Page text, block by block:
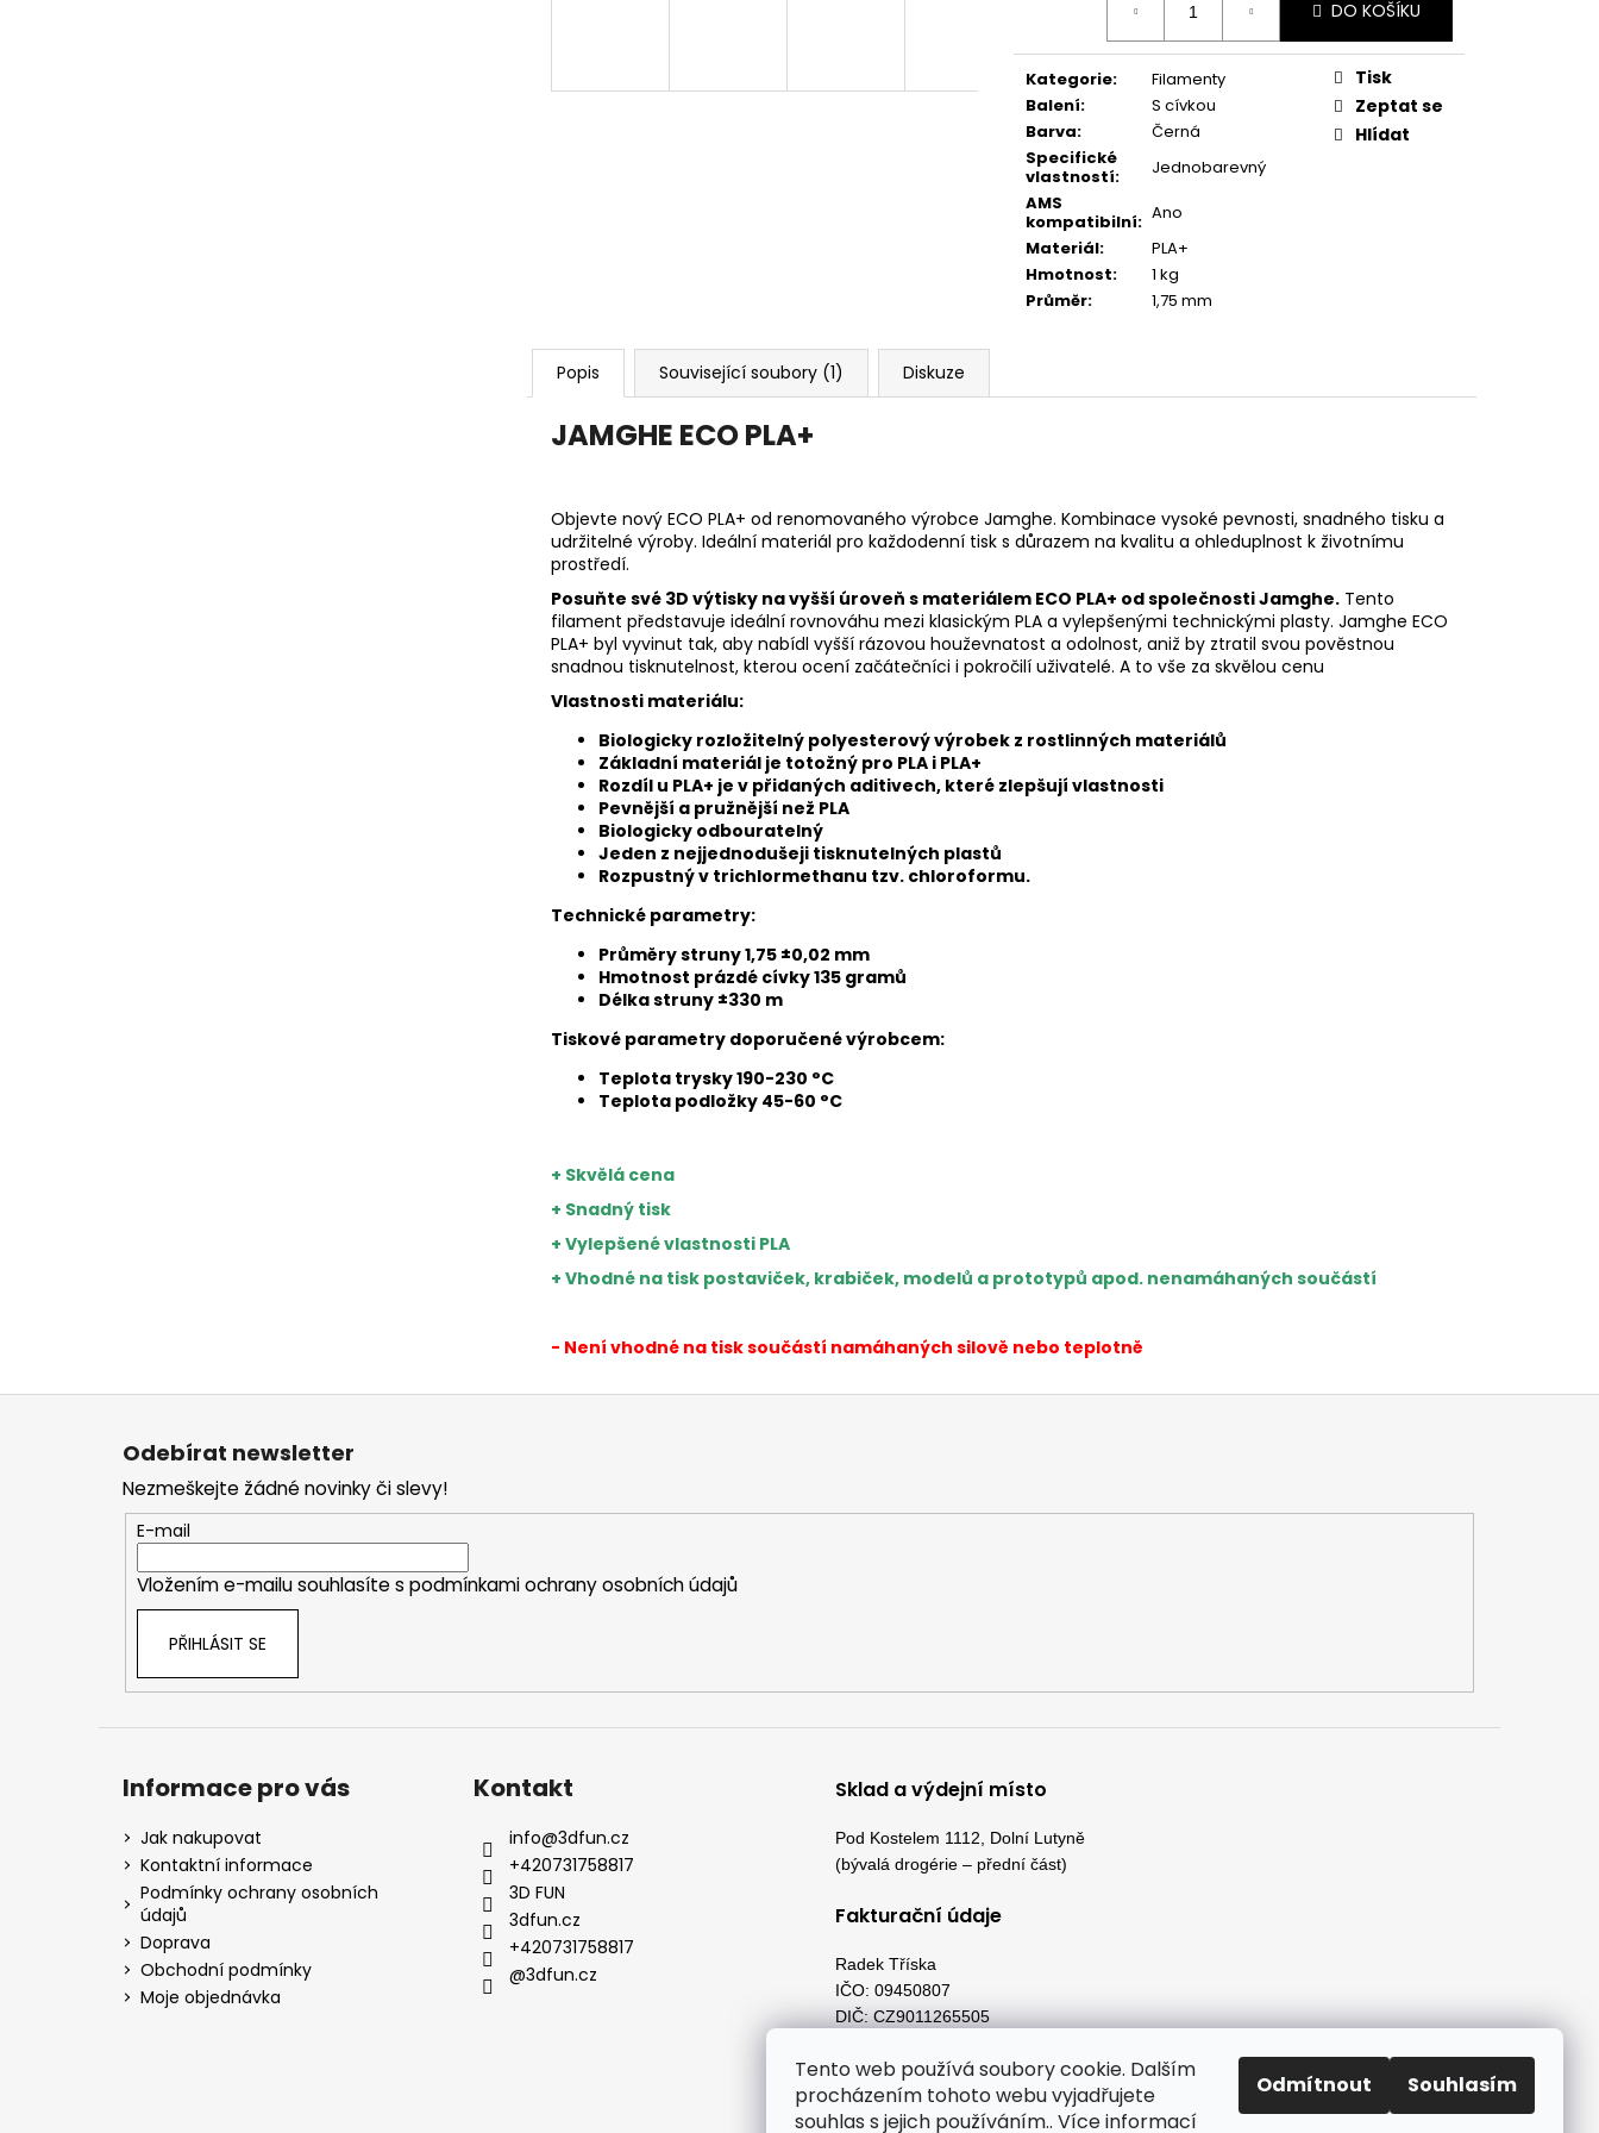
Tento web používá soubory cookie. Dalším
procházením tohoto webu vyjadřujete
souhlas s jejich používáním.. Více informací
Odmítnout Souhlasím
DO KOŠÍKU
Kategorie:
Filamenty
Balení:
S cívkou
Barva:
Černá
Specifické
vlastností:
Jednobarevný
AMS
kompatibilní: Ano
Materiál:
PLA+
Hmotnost:
1 kg
Průměr: 1,75 mm
Tisk
Zeptat se
Hlídat
Popis Související soubory (1) Diskuze
JAMGHE ECO PLA+
Objevte nový ECO PLA+ od renomovaného výrobce Jamghe. Kombinace vysoké pevnosti, snadného tisku a
udržitelné výroby. Ideální materiál pro každodenní tisk s důrazem na kvalitu a ohleduplnost k životnímu
prostředí.
Posuňte své 3D výtisky na vyšší úroveň s materiálem ECO PLA+ od společnosti Jamghe. Tento
filament představuje ideální rovnováhu mezi klasickým PLA a vylepšenými technickými plasty. Jamghe ECO
PLA+ byl vyvinut tak, aby nabídl vyšší rázovou houževnatost a odolnost, aniž by ztratil svou pověstnou
snadnou tisknutelnost, kterou ocení začátečníci i pokročilí uživatelé. A to vše za skvělou cenu
Vlastnosti materiálu:
Biologicky rozložitelný polyesterový výrobek z rostlinných materiálů
Základní materiál je totožný pro PLA i PLA+
Rozdíl u PLA+ je v přidaných aditivech, které zlepšují vlastnosti
Pevnější a pružnější než PLA
Biologicky odbouratelný
Jeden z nejjednodušeji tisknutelných plastů
Rozpustný v trichlormethanu tzv. chloroformu.
Technické parametry:
Průměry struny 1,75 ±0,02 mm
Hmotnost prázdé cívky 135 gramů
Délka struny ±330 m
Tiskové parametry doporučené výrobcem:
Teplota trysky 190-230 °C
Teplota podložky 45-60 °C
+ Skvělá cena
+ Snadný tisk
+ Vylepšené vlastnosti PLA
+ Vhodné na tisk postaviček, krabiček, modelů a prototypů apod. nenamáhaných součástí
- Není vhodné na tisk součástí namáhaných silově nebo teplotně
Odebírat newsletter
Nezmeškejte žádné novinky či slevy!
E-mail
Vložením e-mailu souhlasíte s podmínkami ochrany osobních údajů
PŘIHLÁSIT SE
Informace pro vás
Jak nakupovat
Kontaktní informace
Podmínky ochrany osobních
údajů
Doprava
Obchodní podmínky
Moje objednávka
Kontakt
info@3dfun.cz
+420731758817
3D FUN
3dfun.cz
+420731758817
@3dfun.cz
Sklad a výdejní místo
Pod Kostelem 1112, Dolní Lutyně
(bývalá drogérie – přední část)
Fakturační údaje
Radek Tříska
IČO: 09450807
DIČ: CZ9011265505
73553